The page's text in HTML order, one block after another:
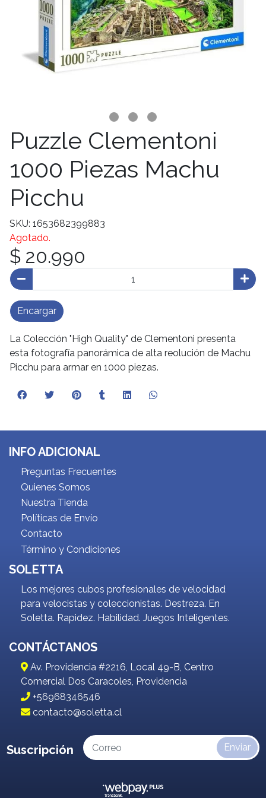
Puzzle Clementoni
1000 Piezas Machu
Picchu
SKU: 1653682399883
Agotado.
$ 20.990
Encargar
La Colección "High Quality" de Clementoni presenta
esta fotografía panorámica de alta reolución de Machu
Picchu para armar en 1000 piezas.
INFO ADICIONAL
Preguntas Frecuentes
Quienes Somos
Nuestra Tienda
Políticas de Envío
Contacto
Término y Condiciones
SOLETTA
Los mejores cubos profesionales de velocidad
para velocistas y coleccionistas. Destreza. En
Soletta. Rapidez. Habilidad. Juegos Inteligentes.
CONTÁCTANOS
Av. Providencia #2216, Local 49-B, Centro
Comercial Dos Caracoles, Providencia
+56968346546
contacto@soletta.cl
Suscripción Enviar